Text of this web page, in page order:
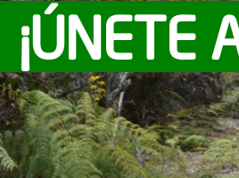
¡ÚNETE